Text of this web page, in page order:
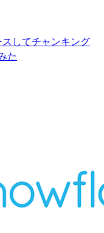
してチャンキング
た